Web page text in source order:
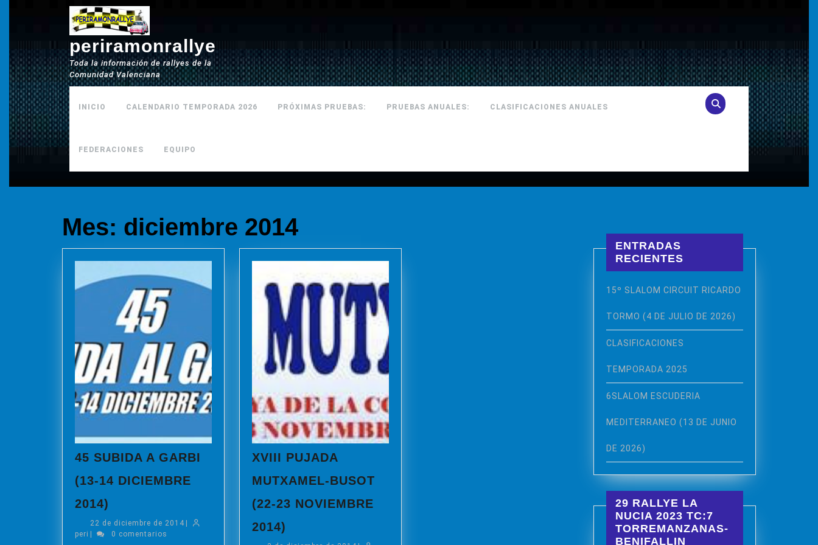
periramonrallye
Toda la información de rallyes de la
Comunidad Valenciana
INICIO CALENDARIO TEMPORADA 2026 PRÓXIMAS PRUEBAS: PRUEBAS ANUALES: CLASIFICACIONES ANUALES
FEDERACIONES EQUIPO
Mes: diciembre 2014
45 SUBIDA A GARBI
(13-14 DICIEMBRE
2014)
A
GARBI
22 de diciembre de 2014 22
peri peri 0 comentarios
XVIII PUJADA
MUTXAMEL-BUSOT
(22-23 NOVIEMBRE
2014)
ENTRADAS
RECIENTES
15º SLALOM CIRCUIT RICARDO
TORMO (4 DE JULIO DE 2026)
CLASIFICACIONES
TEMPORADA 2025
6SLALOM ESCUDERIA
MEDITERRANEO (13 DE JUNIO
DE 2026)
29 RALLYE LA
NUCIA 2023 TC:7
TORREMANZANAS-
BENIFALLIN